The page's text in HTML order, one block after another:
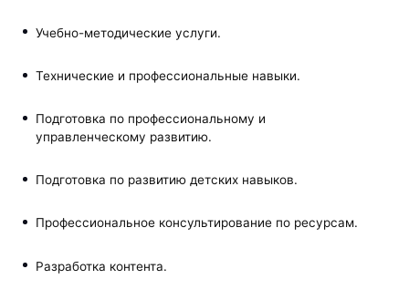
Учебно-методические услуги.
Технические и профессиональные навыки.
Подготовка по профессиональному и
управленческому развитию.
Подготовка по развитию детских навыков.
Профессиональное консультирование по ресурсам.
Разработка контента.